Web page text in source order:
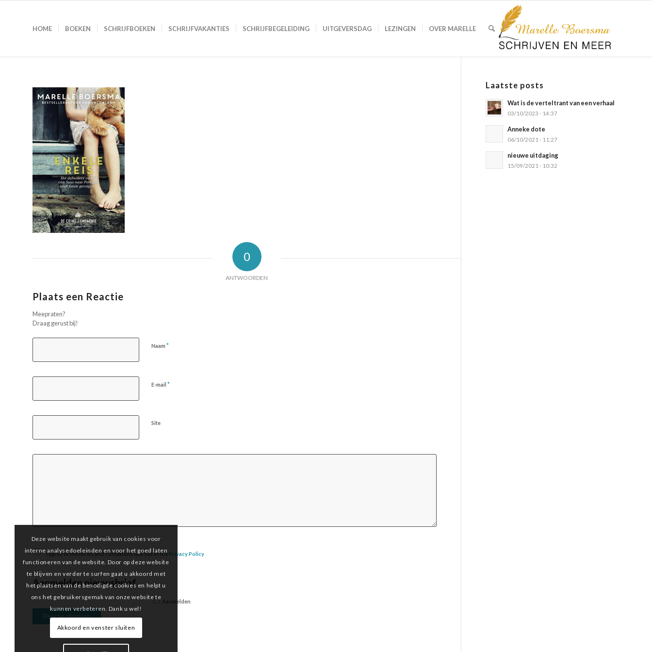
HOME BOEKEN SCHRIJFBOEKEN SCHRIJFVAKANTIES SCHRIJFBEGELEIDING UITGEVERSDAG LEZINGEN OVER MARELLE
0
ANTWOORDEN
Plaats een Reactie
Meepraten?
Draag gerust bij!
Naam *
E-mail *
Site
I agree to the terms and conditions laid out in the Privacy Policy
Aanmelden nieuwsbrief
Aanmelden
Laatste posts
Wat is de verteltrant van een verhaal
03/10/2023 - 14:37
Anneke dote
06/10/2021 - 11:27
nieuwe uitdaging
15/09/2021 - 10:32
Deze website maakt gebruik van cookies voor
interne analysedoeleinden en voor het goed laten
functioneren van de website. Door op deze website
te blijven en verder te surfen gaat u akkoord met
het plaatsen van de benodigde cookies en helpt u
ons het gebruikersgemak van onze website te
kunnen verbeteren. Dank u wel!
Akkoord en venster sluiten